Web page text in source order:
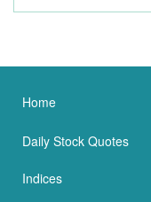
Home
Daily Stock Quotes
Indices